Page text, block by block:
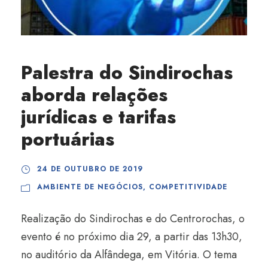
Palestra do Sindirochas
aborda relações
jurídicas e tarifas
portuárias
24 DE OUTUBRO DE 2019
AMBIENTE DE NEGÓCIOS, COMPETITIVIDADE
Realização do Sindirochas e do Centrorochas, o
evento é no próximo dia 29, a partir das 13h30,
no auditório da Alfândega, em Vitória. O tema